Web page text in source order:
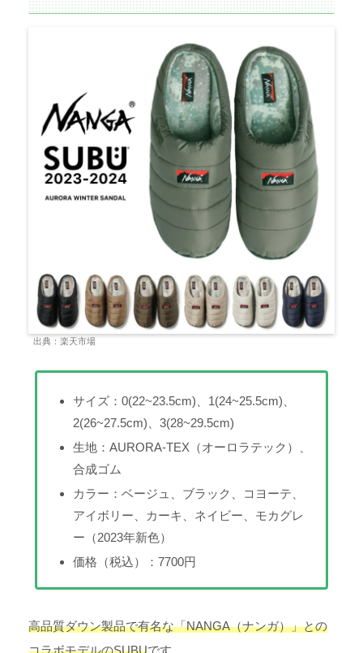
出典：楽天市場
サイズ：0(22~23.5cm)、1(24~25.5cm)、
2(26~27.5cm)、3(28~29.5cm)
生地：AURORA-TEX（オーロラテック）、
合成ゴム
カラー：ベージュ、ブラック、コヨーテ、
アイボリー、カーキ、ネイビー、モカグレ
ー（2023年新色）
価格（税込）：7700円
高品質ダウン製品で有名な「NANGA（ナンガ）」との
コラボモデルのSUBUです。